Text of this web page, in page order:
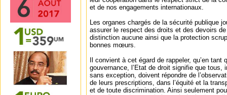
et de nos engagements internationaux.
Les organes chargés de la sécurité publique
assurer le respect des droits et des devoirs
distinction aucune ainsi que la protection
bonnes mœurs.
Il convient à cet égard de rappeler, qu’en tant
gouvernance, l’Etat de droit signifie que tous,
sans exception, doivent répondre de
de leurs prescriptions, dans l’équité et la
et de toute discrimination. Ainsi seulement